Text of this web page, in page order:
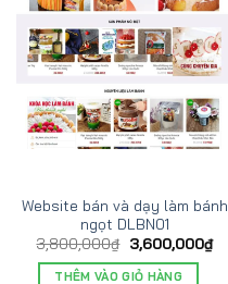
Website bán và dạy làm bánh
ngọt DLBN01
3,800,000₫ 3,600,000₫
THÊM VÀO GIỎ HÀNG